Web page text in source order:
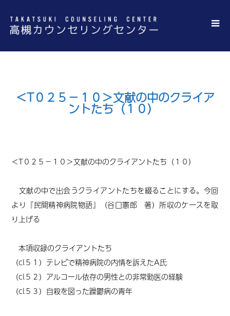
＜T０２５－１０＞文献の中のクライア
ントたち（１０）
＜T０２５－１０＞文献の中のクライアントたち（１０）
文献の中で出会うクライアントたちを綴ることにする。今回
より 『民間精神病院物語』（谷口憲郎 著）所収のケースを取
り上げる
本項収録のクライアントたち
（cl５１）テレビで精神病院の内情を訴えたA氏
（cl５２）アルコール依存の男性との非常勤医の経験
（cl５３）自殺を図った躁鬱病の青年